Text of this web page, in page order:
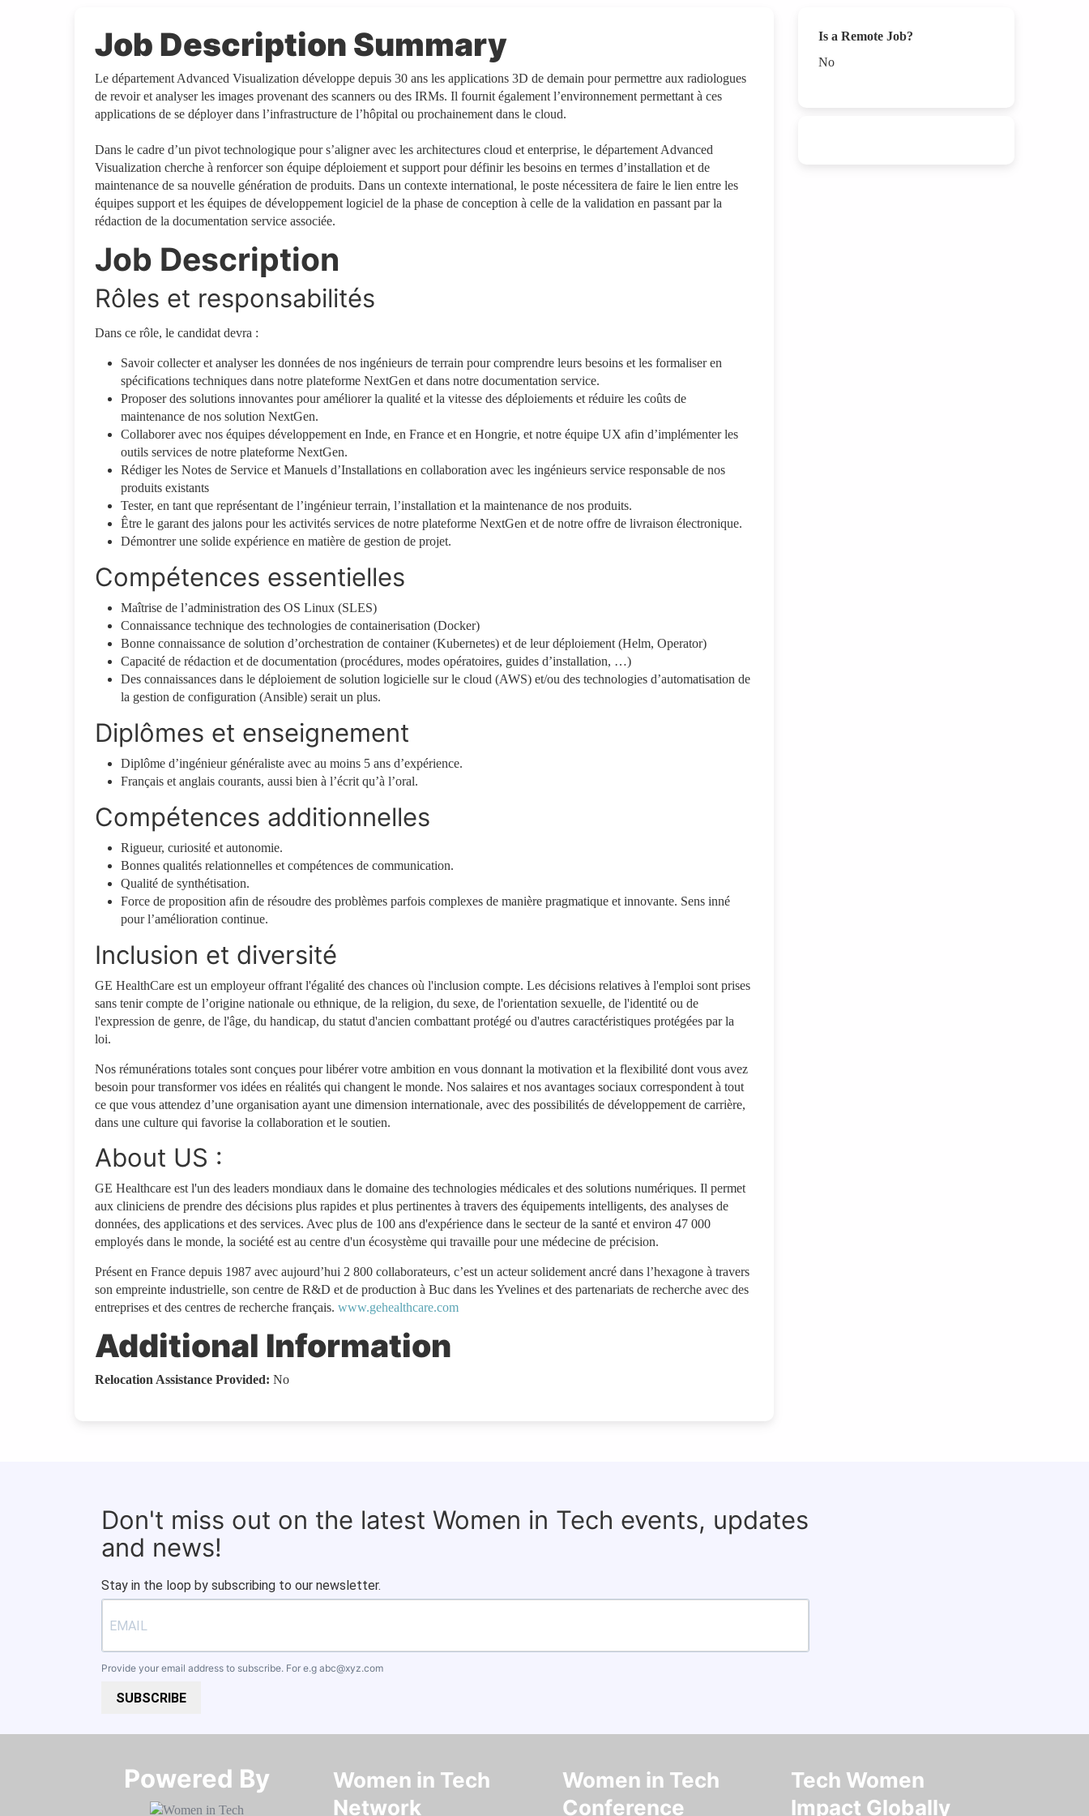
Job Description Summary
Le département Advanced Visualization développe depuis 30 ans les applications 3D de demain pour permettre aux radiologues
de revoir et analyser les images provenant des scanners ou des IRMs. Il fournit également l’environnement permettant à ces
applications de se déployer dans l’infrastructure de l’hôpital ou prochainement dans le cloud.
Dans le cadre d’un pivot technologique pour s’aligner avec les architectures cloud et enterprise, le département Advanced
Visualization cherche à renforcer son équipe déploiement et support pour définir les besoins en termes d’installation et de
maintenance de sa nouvelle génération de produits. Dans un contexte international, le poste nécessitera de faire le lien entre les
équipes support et les équipes de développement logiciel de la phase de conception à celle de la validation en passant par la
rédaction de la documentation service associée.
Job Description
Rôles et responsabilités
Dans ce rôle, le candidat devra :
Savoir collecter et analyser les données de nos ingénieurs de terrain pour comprendre leurs besoins et les formaliser en
spécifications techniques dans notre plateforme NextGen et dans notre documentation service.
Proposer des solutions innovantes pour améliorer la qualité et la vitesse des déploiements et réduire les coûts de
maintenance de nos solution NextGen.
Collaborer avec nos équipes développement en Inde, en France et en Hongrie, et notre équipe UX afin d’implémenter les
outils services de notre plateforme NextGen.
Rédiger les Notes de Service et Manuels d’Installations en collaboration avec les ingénieurs service responsable de nos
produits existants
Tester, en tant que représentant de l’ingénieur terrain, l’installation et la maintenance de nos produits.
Être le garant des jalons pour les activités services de notre plateforme NextGen et de notre offre de livraison électronique.
Démontrer une solide expérience en matière de gestion de projet.
Compétences essentielles
Maîtrise de l’administration des OS Linux (SLES)
Connaissance technique des technologies de containerisation (Docker)
Bonne connaissance de solution d’orchestration de container (Kubernetes) et de leur déploiement (Helm, Operator)
Capacité de rédaction et de documentation (procédures, modes opératoires, guides d’installation, …)
Des connaissances dans le déploiement de solution logicielle sur le cloud (AWS) et/ou des technologies d’automatisation de
la gestion de configuration (Ansible) serait un plus.
Diplômes et enseignement
Diplôme d’ingénieur généraliste avec au moins 5 ans d’expérience.
Français et anglais courants, aussi bien à l’écrit qu’à l’oral.
Compétences additionnelles
Rigueur, curiosité et autonomie.
Bonnes qualités relationnelles et compétences de communication.
Qualité de synthétisation.
Force de proposition afin de résoudre des problèmes parfois complexes de manière pragmatique et innovante. Sens inné
pour l’amélioration continue.
Inclusion et diversité
GE HealthCare est un employeur offrant l'égalité des chances où l'inclusion compte. Les décisions relatives à l'emploi sont prises
sans tenir compte de l’origine nationale ou ethnique, de la religion, du sexe, de l'orientation sexuelle, de l'identité ou de
l'expression de genre, de l'âge, du handicap, du statut d'ancien combattant protégé ou d'autres caractéristiques protégées par la
loi.
Nos rémunérations totales sont conçues pour libérer votre ambition en vous donnant la motivation et la flexibilité dont vous avez
besoin pour transformer vos idées en réalités qui changent le monde. Nos salaires et nos avantages sociaux correspondent à tout
ce que vous attendez d’une organisation ayant une dimension internationale, avec des possibilités de développement de carrière,
dans une culture qui favorise la collaboration et le soutien.
About US :
GE Healthcare est l'un des leaders mondiaux dans le domaine des technologies médicales et des solutions numériques. Il permet
aux cliniciens de prendre des décisions plus rapides et plus pertinentes à travers des équipements intelligents, des analyses de
données, des applications et des services. Avec plus de 100 ans d'expérience dans le secteur de la santé et environ 47 000
employés dans le monde, la société est au centre d'un écosystème qui travaille pour une médecine de précision.
Présent en France depuis 1987 avec aujourd’hui 2 800 collaborateurs, c’est un acteur solidement ancré dans l’hexagone à travers
son empreinte industrielle, son centre de R&D et de production à Buc dans les Yvelines et des partenariats de recherche avec des
entreprises et des centres de recherche français. www.gehealthcare.com
Additional Information
Relocation Assistance Provided: No
Is a Remote Job?
No
Don't miss out on the latest Women in Tech events, updates
and news!
Stay in the loop by subscribing to our newsletter.
Provide your email address to subscribe. For e.g abc@xyz.com
SUBSCRIBE
Powered By​​​​​​​
Women in Tech
Network
Women in Tech
Conference
Tech Women
Impact Globally